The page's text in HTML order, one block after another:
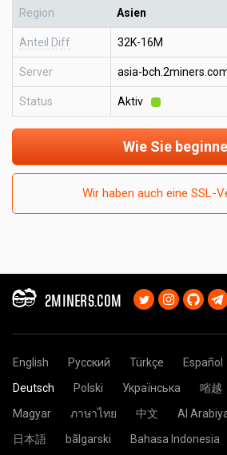
Region Asien
Anteil Diff 32K-16M
Server asia-
Status Aktiv
Wie Sie
Wir haben auch eine SSL-
2MINERS.COM
English Русский Türkçe Español
Deutsch
Polski Українська 㗂越
Magyar
ภาษาไทย 中文 Al
日本語
bãlgarski Bahasa Indonesia